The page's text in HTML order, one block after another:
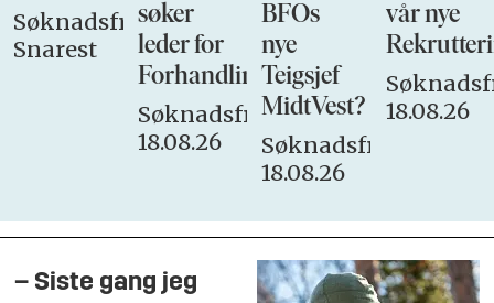
Søknadsfrist:
Snarest
søker
leder for
Forhandlingsutvalget
Søknadsfrist:
18.08.26
BFOs
nye
Teigsjef
MidtVest?
Søknadsfrist:
18.08.26
vår nye
18.08.26
– Siste gang jeg